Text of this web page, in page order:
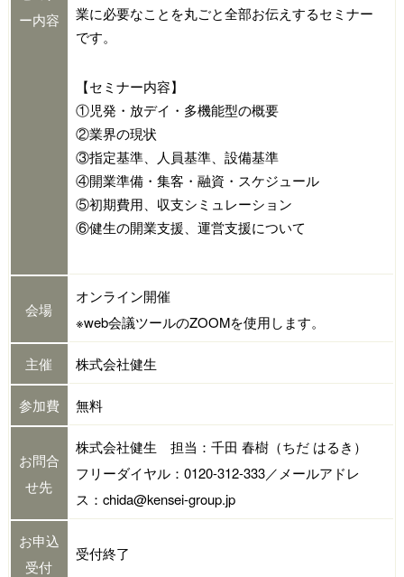
ー内容
業に必要なことを丸ごと全部お伝えするセミナー
です。
【セミナー内容】
①児発・放デイ・多機能型の概要
②業界の現状
③指定基準、人員基準、設備基準
④開業準備・集客・融資・スケジュール
⑤初期費用、収支シミュレーション
⑥健生の開業支援、運営支援について
会場
オンライン開催
※web会議ツールのZOOMを使用します。
主催 株式会社健生
参加費 無料
お問合
せ先
株式会社健生 担当：千田 春樹（ちだ はるき）
フリーダイヤル：0120-312-333／メールアドレ
ス：chida@kensei-group.jp
お申込
受付
受付終了